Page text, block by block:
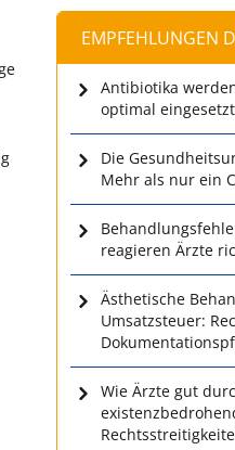
EMPFEHLUNGEN
Antibiotika
optimal eingesetzt
Die
Mehr als nur ein
reagieren Ärzte
Ästhetische
Umsatzsteuer:
Wie Ärzte gut